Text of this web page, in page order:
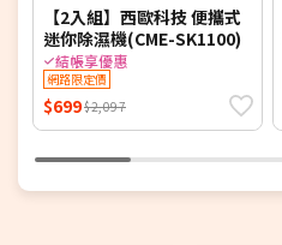
【2入組】西歐科技 便攜式
迷你除濕機(CME-SK1100)
結帳享優惠
網路限定價
$699$2,097